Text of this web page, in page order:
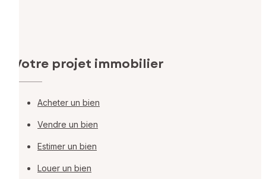
Votre projet immobilier
Acheter un bien
Vendre un bien
Estimer un bien
Louer un bien